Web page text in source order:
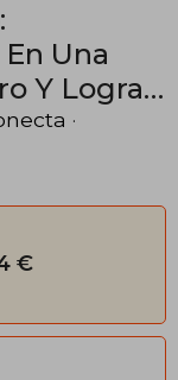
Una
Y Logra
/
Negocio
·
€